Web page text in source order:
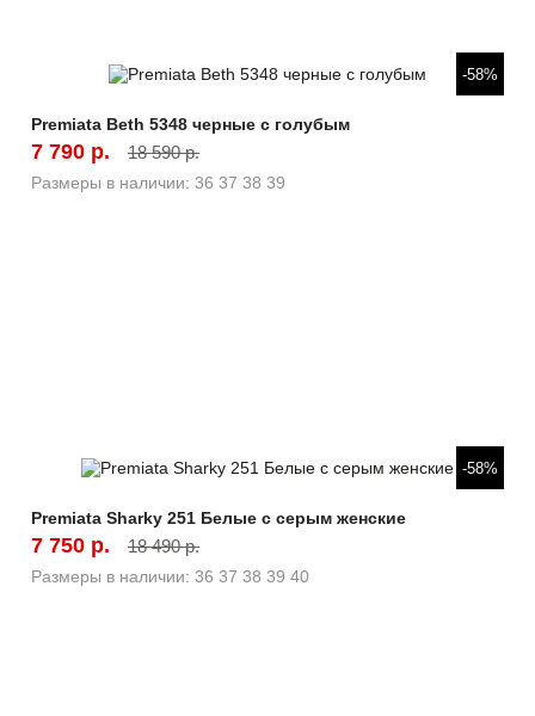
Быстрый просмотр -58%
Premiata Beth 5348 черные с голубым
7 790 р. 18 590 р.
Размеры в наличии: 36 37 38 39
Быстрый просмотр -58%
Premiata Sharky 251 Белые с серым женские
7 750 р. 18 490 р.
Размеры в наличии: 36 37 38 39 40